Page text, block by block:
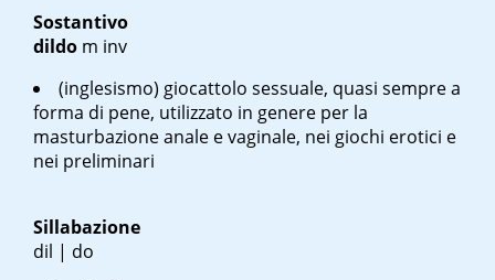
Sostantivo
dildo m inv
(inglesismo) giocattolo sessuale, quasi sempre a
forma di pene, utilizzato in genere per la
masturbazione anale e vaginale, nei giochi erotici e
nei preliminari
Sillabazione
dil | do